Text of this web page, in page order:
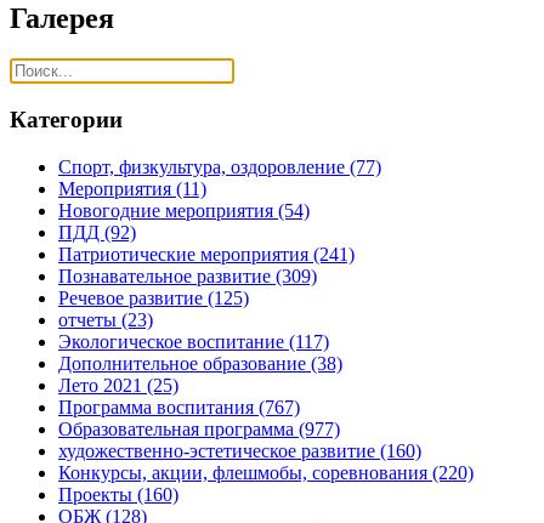
Галерея
Категории
Спорт, физкультура, оздоровление (77)
Мероприятия (11)
Новогодние мероприятия (54)
ПДД (92)
Патриотические мероприятия (241)
Познавательное развитие (309)
Речевое развитие (125)
отчеты (23)
Экологическое воспитание (117)
Дополнительное образование (38)
Лето 2021 (25)
Программа воспитания (767)
Образовательная программа (977)
художественно-эстетическое развитие (160)
Конкурсы, акции, флешмобы, соревнования (220)
Проекты (160)
ОБЖ (128)